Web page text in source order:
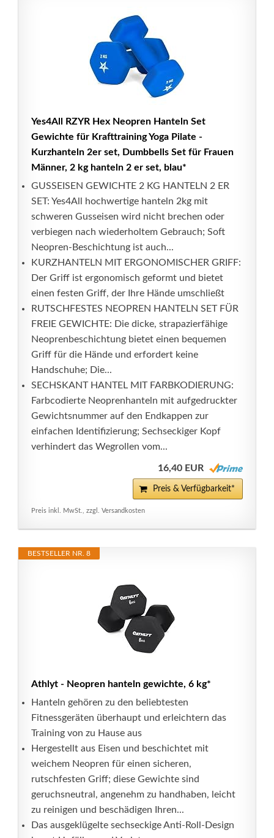
Yes4All RZYR Hex Neopren Hanteln Set
Gewichte für Krafttraining Yoga Pilate -
Kurzhanteln 2er set, Dumbbells Set für Frauen
Männer, 2 kg hanteln 2 er set, blau*
GUSSEISEN GEWICHTE 2 KG HANTELN 2 ER
SET: Yes4All hochwertige hanteln 2kg mit
schweren Gusseisen wird nicht brechen oder
verbiegen nach wiederholtem Gebrauch; Soft
Neopren-Beschichtung ist auch...
KURZHANTELN MIT ERGONOMISCHER GRIFF:
Der Griff ist ergonomisch geformt und bietet
einen festen Griff, der Ihre Hände umschließt
RUTSCHFESTES NEOPREN HANTELN SET FÜR
FREIE GEWICHTE: Die dicke, strapazierfähige
Neoprenbeschichtung bietet einen bequemen
Griff für die Hände und erfordert keine
Handschuhe; Die...
SECHSKANT HANTEL MIT FARBKODIERUNG:
Farbcodierte Neoprenhanteln mit aufgedruckter
Gewichtsnummer auf den Endkappen zur
einfachen Identifizierung; Sechseckiger Kopf
verhindert das Wegrollen vom...
16,40 EUR
Preis & Verfügbarkeit*
Preis inkl. MwSt., zzgl. Versandkosten
BESTSELLER NR. 8
Athlyt - Neopren hanteln gewichte, 6 kg*
Hanteln gehören zu den beliebtesten
Fitnessgeräten überhaupt und erleichtern das
Training von zu Hause aus
Hergestellt aus Eisen und beschichtet mit
weichem Neopren für einen sicheren,
rutschfesten Griff; diese Gewichte sind
geruchsneutral, angenehm zu handhaben, leicht
zu reinigen und beschädigen Ihren...
Das ausgeklügelte sechseckige Anti-Roll-Design